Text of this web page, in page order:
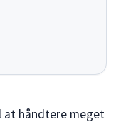
at håndtere meget